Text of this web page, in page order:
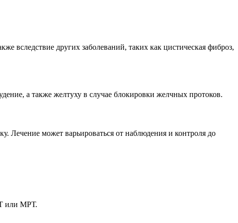
вследствие других заболеваний, таких как цистическая фиброз,
а также желтуху в случае блокировки желчных протоков.
Лечение может варьироваться от наблюдения и контроля до
или МРТ.